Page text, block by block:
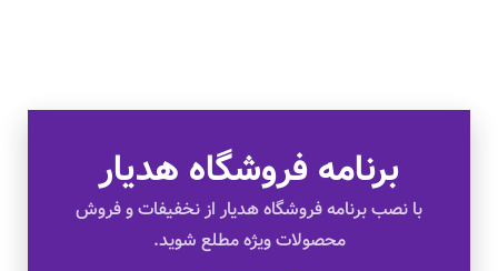
برنامه فروشگاه هدیار
با نصب برنامه فروشگاه هدیار از نخفیفات و فروش
محصولات ویژه مطلع شوید.
تخفیف های ویژه
کالای اصل